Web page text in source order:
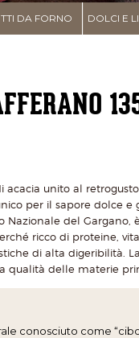
DA FORNO DOLCI E
unito al
per il sapore dolce e
Nazionale del
ricco di proteine,
di alta digeribilità.
qualità delle materie
conosciuto come